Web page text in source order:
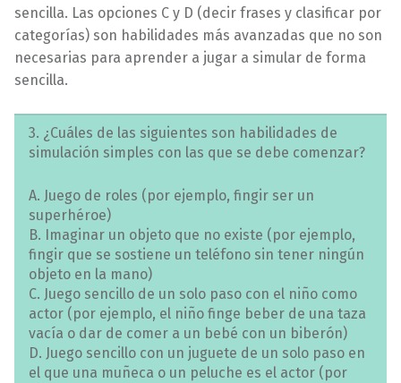
sencilla. Las opciones C y D (decir frases y clasificar por
categorías) son habilidades más avanzadas que no son
necesarias para aprender a jugar a simular de forma
sencilla.
3. ¿Cuáles de las siguientes son habilidades de
simulación simples con las que se debe comenzar?
A. Juego de roles (por ejemplo, fingir ser un
superhéroe)
B. Imaginar un objeto que no existe (por ejemplo,
fingir que se sostiene un teléfono sin tener ningún
objeto en la mano)
C. Juego sencillo de un solo paso con el niño como
actor (por ejemplo, el niño finge beber de una taza
vacía o dar de comer a un bebé con un biberón)
D. Juego sencillo con un juguete de un solo paso en
el que una muñeca o un peluche es el actor (por